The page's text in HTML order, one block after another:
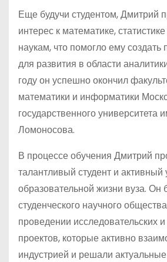
Еще будучи студентом, Дмитрий
интерес к математике,
наукам, что помогло ему
для развития в области
году он успешно окончил
математики и информатики
государственного университета
Ломоносова.
В процессе обучения Дмитрий
талантливый студент и активный
образовательной жизни вуза. Он
студенческого научного
проведении исследовательских
проектов, которые активно
индустрией и решали